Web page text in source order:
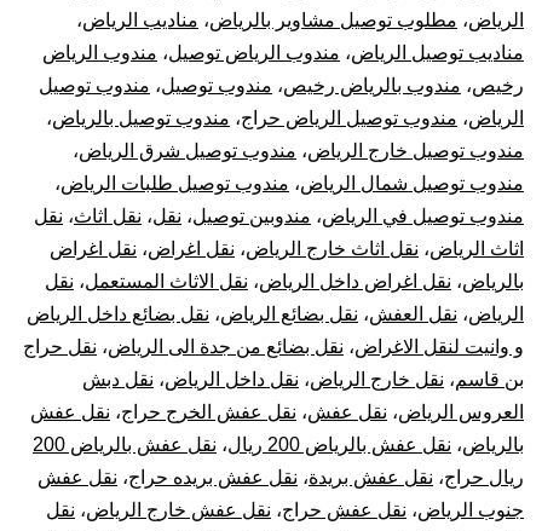
الرياض، مطلوب توصيل مشاوير بالرياض، مناديب الرياض،
مناديب توصيل الرياض، مندوب الرياض توصيل، مندوب الرياض
رخيص، مندوب بالرياض رخيص، مندوب توصيل، مندوب توصيل
الرياض، مندوب توصيل الرياض حراج، مندوب توصيل بالرياض،
مندوب توصيل خارج الرياض، مندوب توصيل شرق الرياض،
مندوب توصيل شمال الرياض، مندوب توصيل طلبات الرياض،
مندوب توصيل في الرياض، مندوبين توصيل، نقل، نقل اثاث، نقل
اثاث الرياض، نقل اثاث خارج الرياض، نقل اغراض، نقل اغراض
بالرياض، نقل اغراض داخل الرياض، نقل الاثاث المستعمل، نقل
الرياض، نقل العفش، نقل بضائع الرياض، نقل بضائع داخل الرياض
و وانيت لنقل الاغراض، نقل بضائع من جدة الى الرياض، نقل حراج
بن قاسم، نقل خارج الرياض، نقل داخل الرياض، نقل دبش
العروس الرياض، نقل عفش، نقل عفش الخرج حراج، نقل عفش
بالرياض، نقل عفش بالرياض 200 ريال ،
نقل عفش بالرياض 200
ريال حراج، نقل عفش بريدة، نقل عفش بريده حراج، نقل عفش
جنوب الرياض، نقل عفش حراج، نقل عفش خارج الرياض، نقل